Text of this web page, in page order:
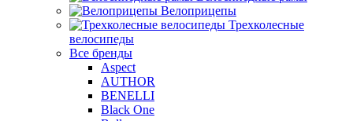
Велоприцепы
Трехколесные
велосипеды
Все бренды
Aspect
AUTHOR
BENELLI
Black One